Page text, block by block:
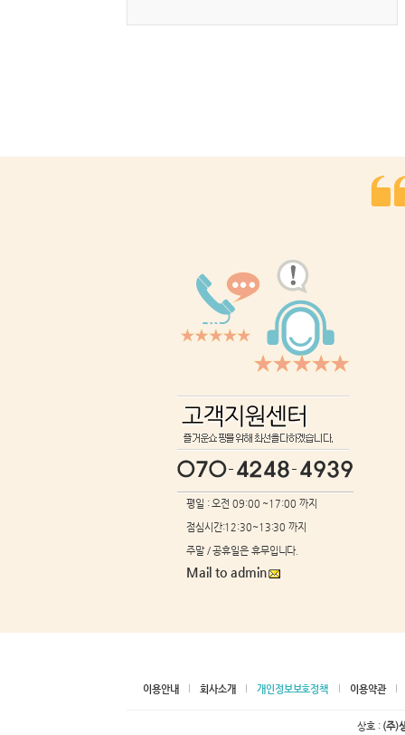
평일 : 오전 09:00 ~17:00 까지
점심시간:12:30~13:30 까지
주말 / 공휴일은 휴무입니다.
Mail to admin
이용안내 회사소개 개인정보보호정책 이용약관
상호 : (주)